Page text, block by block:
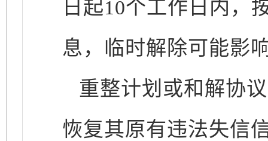
日起10个工作日内，
息，临时解除可能影
重整计划或和解协
恢复其原有违法失信